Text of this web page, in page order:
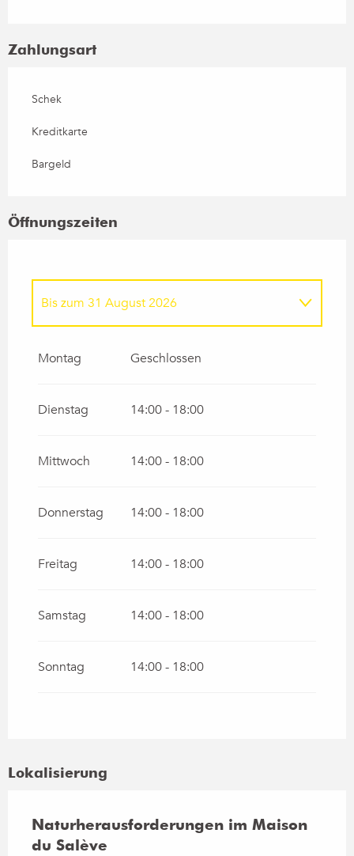
Zahlungsart
Schek
Kreditkarte
Bargeld
Öffnungszeiten
2026
2026
Bis zum 31 August 2026
vom 1 September 2026bis zum
vom
18 Oktober 2026bis zum
vom
2 November 2026bis zum
Dezember 2026
Montag Geschlossen
Dienstag 14:00 - 18:00
Mittwoch 14:00 - 18:00
Donnerstag 14:00 - 18:00
Freitag 14:00 - 18:00
Samstag 14:00 - 18:00
Sonntag 14:00 - 18:00
Lokalisierung
Naturherausforderungen im Maison
du Salève